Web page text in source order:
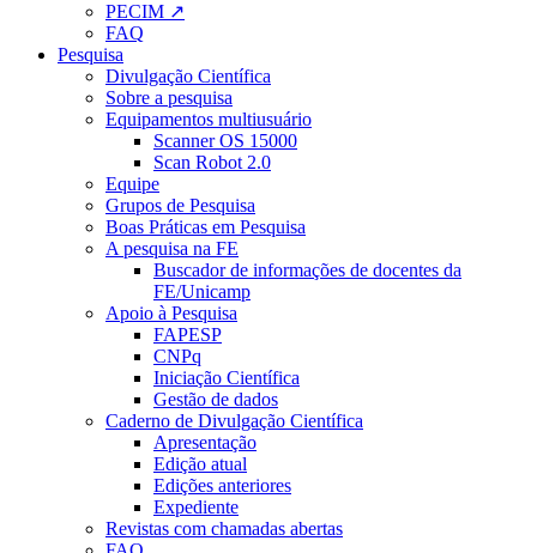
PECIM ↗
FAQ
Pesquisa
Divulgação Científica
Sobre a pesquisa
Equipamentos multiusuário
Scanner OS 15000
Scan Robot 2.0
Equipe
Grupos de Pesquisa
Boas Práticas em Pesquisa
A pesquisa na FE
Buscador de informações de docentes da
FE/Unicamp
Apoio à Pesquisa
FAPESP
CNPq
Iniciação Científica
Gestão de dados
Caderno de Divulgação Científica
Apresentação
Edição atual
Edições anteriores
Expediente
Revistas com chamadas abertas